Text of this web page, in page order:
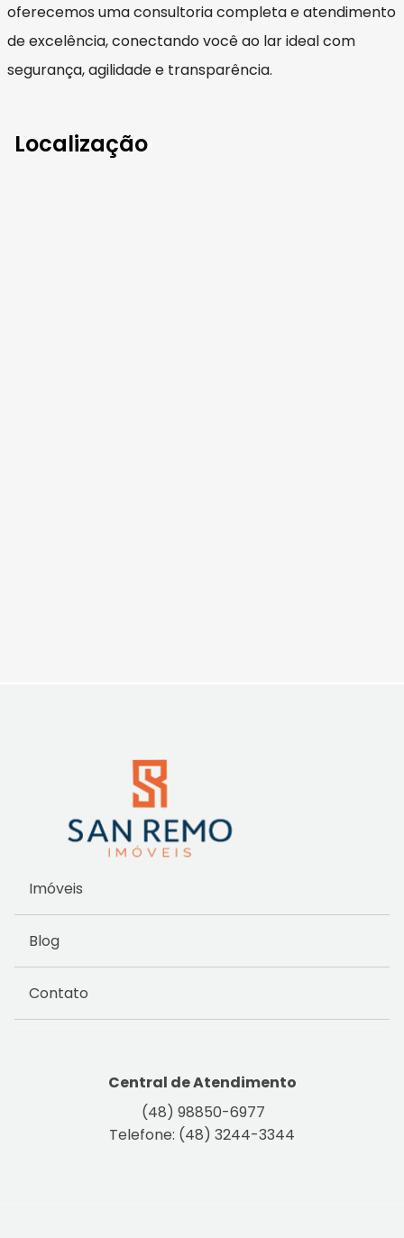
oferecemos uma consultoria completa e atendimento
de excelência, conectando você ao lar ideal com
segurança, agilidade e transparência.
Localização
Imóveis
Blog
Contato
Central de Atendimento
(48) 98850-6977
Telefone: (48) 3244-3344